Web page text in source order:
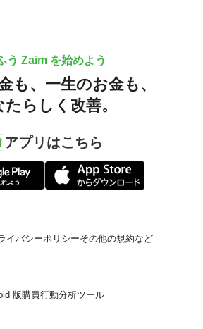
う Zaim を始めよう
も、 一生のお金も、
たらしく改善。
アプリはこちら
イバシーポリシーその他の規約など
版購買行動分析ツール